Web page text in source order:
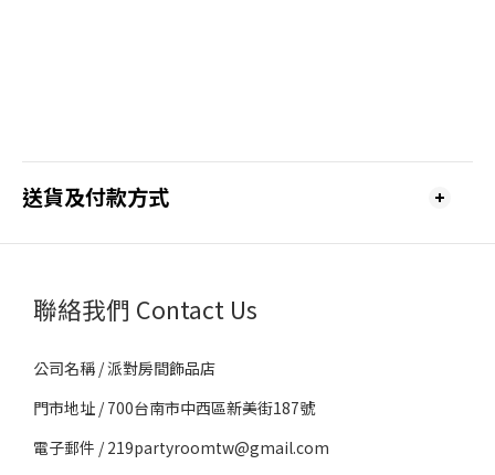
送貨及付款方式
聯絡我們 Contact Us
公司名稱 / 派對房間飾品店
門市地址 / 700台南市中西區新美街187號
電子郵件 / 219partyroomtw@gmail.com